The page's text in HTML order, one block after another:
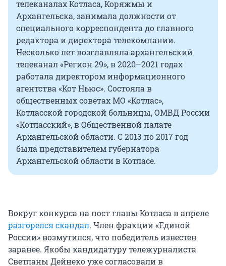
телеканалах Котласа, Коряжмы и
Архангельска, занимала должности от
специального корреспондента до главного
редактора и директора телекомпании.
Несколько лет возглавляла архангельский
телеканал «Регион 29», в 2020–2021 годах
работала директором информационного
агентства «Кот Ньюс». Состояла в
общественных советах МО «Котлас»,
Котласской городской больницы, ОМВД России
«Котласский», в Общественной палате
Архангельской области. С 2013 по 2017 год
была представителем губернатора
Архангельской области в Котласе.
Вокруг конкурса на пост главы Котласа в апреле
разгорелся скандал. Член фракции «Единой
России» возмутился, что победитель известен
заранее. Якобы кандидатуру тележурналиста
Светланы Дейнеко уже согласовали в